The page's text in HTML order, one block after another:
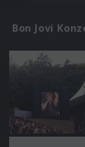
Bon Jovi